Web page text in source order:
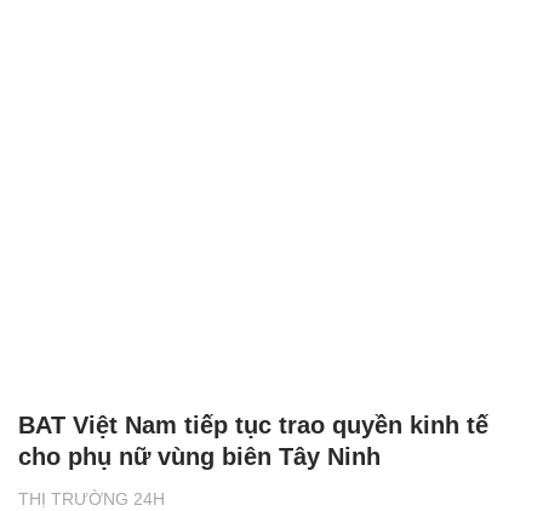
THỊ TRƯỜNG 24H
BAT Việt Nam tiếp tục trao quyền kinh tế
cho phụ nữ vùng biên Tây Ninh